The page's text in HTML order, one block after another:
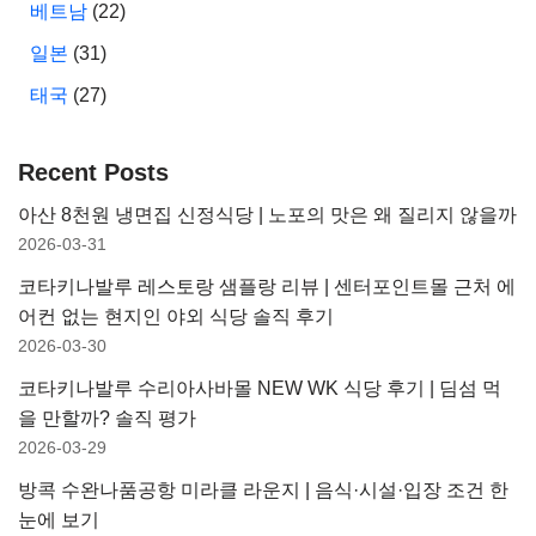
베트남 (22)
일본 (31)
태국 (27)
Recent Posts
아산 8천원 냉면집 신정식당 | 노포의 맛은 왜 질리지 않을까
2026-03-31
코타키나발루 레스토랑 샘플랑 리뷰 | 센터포인트몰 근처 에
어컨 없는 현지인 야외 식당 솔직 후기
2026-03-30
코타키나발루 수리아사바몰 NEW WK 식당 후기 | 딤섬 먹
을 만할까? 솔직 평가
2026-03-29
방콕 수완나품공항 미라클 라운지 | 음식·시설·입장 조건 한
눈에 보기